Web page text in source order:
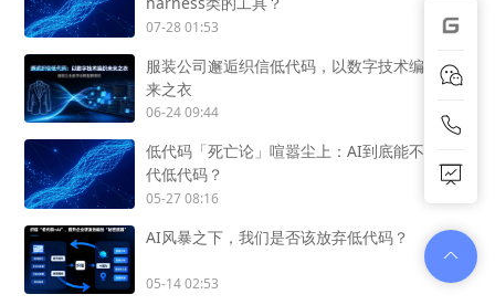
07-28 01:53
服装公司邂逅织信低代码，以数字技术编织未
来之衣
06-24 09:44
低代码「死亡论」喧嚣尘上：AI到底能不能替
代低代码？
05-27 08:16
AI风暴之下，我们是否该放弃低代码？
05-14 02:53